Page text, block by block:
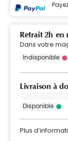
Retrait 2h
Dans votre
Indisponible
Livraison à
Disponible
Plus